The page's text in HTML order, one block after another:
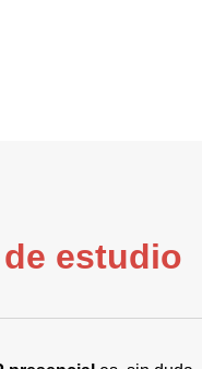
estudio